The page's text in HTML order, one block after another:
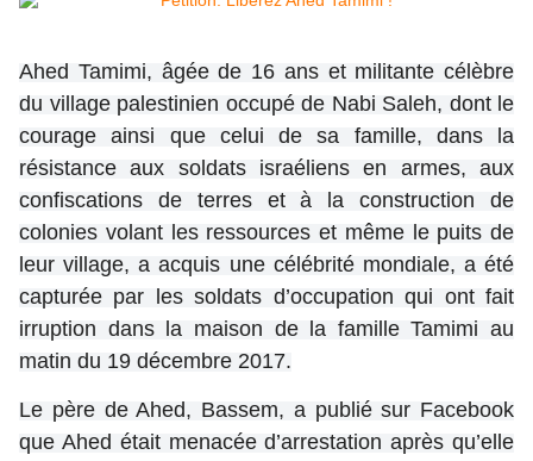
Ahed Tamimi, âgée de 16 ans et militante célèbre
du village palestinien occupé de Nabi Saleh, dont le
courage ainsi que celui de sa famille, dans la
résistance aux soldats israéliens en armes, aux
confiscations de terres et à la construction de
colonies volant les ressources et même le puits de
leur village, a acquis une célébrité mondiale, a été
capturée par les soldats d’occupation qui ont fait
irruption dans la maison de la famille Tamimi au
matin du 19 décembre 2017.
Le père de Ahed, Bassem, a publié sur Facebook
que Ahed était menacée d’arrestation après qu’elle